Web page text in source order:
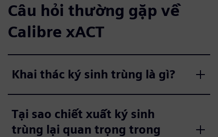
Câu hỏi thường gặp về
Calibre xACT
Khai thác ký sinh trùng là gì?
Tại sao chiết xuất ký sinh
trùng lại quan trọng trong